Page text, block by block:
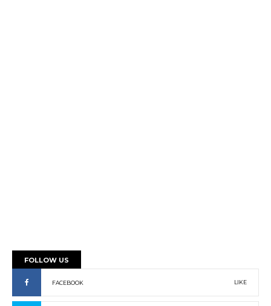
FOLLOW US
FACEBOOK LIKE